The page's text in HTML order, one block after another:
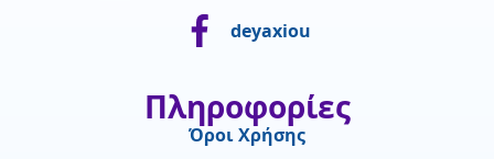
deyaxiou
Πληροφορίες
Όροι Χρήσης